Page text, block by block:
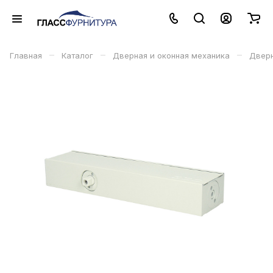
Главная – Каталог – Дверная и оконная механика –